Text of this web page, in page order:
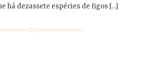
há dezassete espécies de figos […]